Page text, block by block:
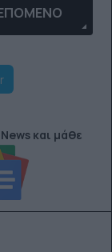
BIKERS
ΆΡΘΡΟ:
και μάθε